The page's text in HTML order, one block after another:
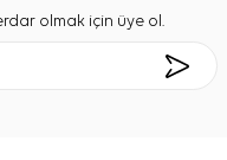
olmak için üye ol.